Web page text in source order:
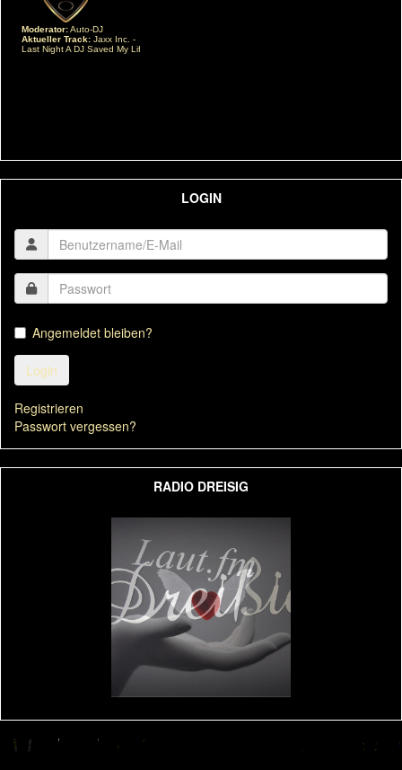
LOGIN
Angemeldet bleiben?
Login
Registrieren
Passwort vergessen?
RADIO DREISIG